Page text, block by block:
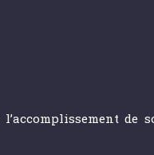
de